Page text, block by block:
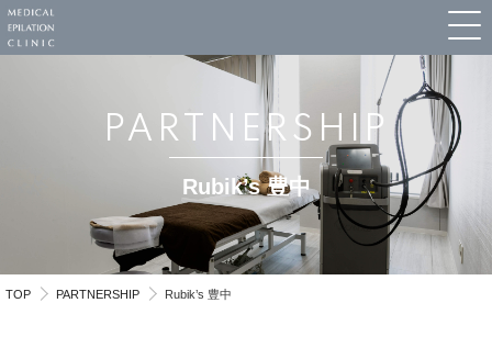
PARTNERSHIP
Rubik’s 豊中
TOP PARTNERSHIP Rubik’s 豊中